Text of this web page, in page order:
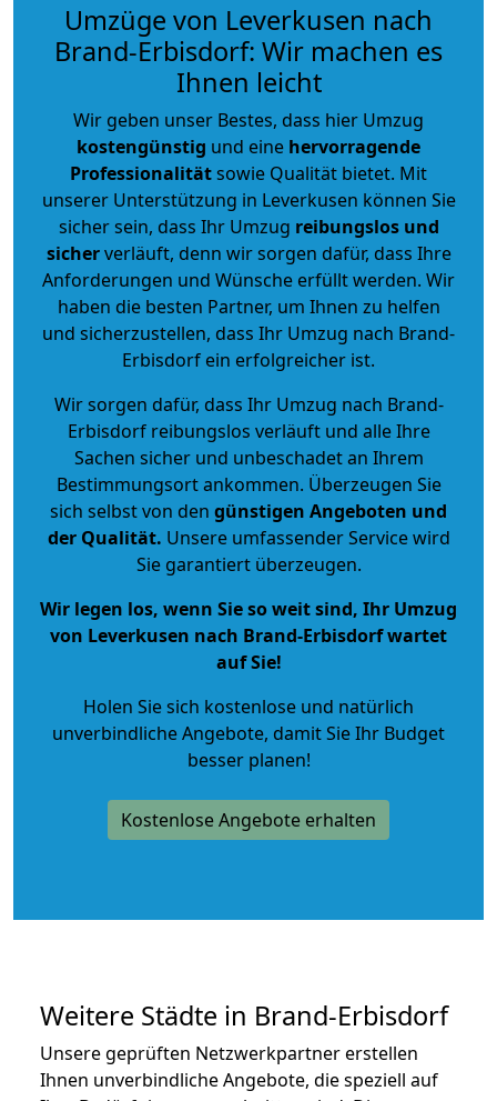
Umzüge von Leverkusen nach
Brand-Erbisdorf: Wir machen es
Ihnen leicht
Wir geben unser Bestes, dass hier Umzug
kostengünstig und eine hervorragende
Professionalitätsowie Qualität bietet. Mit
unserer Unterstützung in Leverkusen können Sie
sicher sein, dass Ihr Umzug reibungslos und
sicherverläuft, denn wir sorgen dafür, dass Ihre
Anforderungen und Wünsche erfüllt werden. Wir
haben die besten Partner, um Ihnen zu helfen
und sicherzustellen, dass Ihr Umzug nach Brand-
Erbisdorf ein erfolgreicher ist.
Wir sorgen dafür, dass Ihr Umzug nach Brand-
Erbisdorf reibungslos verläuft und alle Ihre
Sachen sicher und unbeschadet an Ihrem
Bestimmungsort ankommen. Überzeugen Sie
sich selbst von den günstigen Angeboten und
der Qualität. Unsere umfassender Service wird
Sie garantiert überzeugen.
Wir legen los, wenn Sie so weit sind, Ihr Umzug
von Leverkusen nach Brand-Erbisdorf wartet
auf Sie!
Holen Sie sich kostenlose und natürlich
unverbindliche Angebote, damit Sie Ihr Budget
besser planen!
Kostenlose Angebote erhalten
Weitere Städte in Brand-Erbisdorf
Unsere geprüften Netzwerkpartner erstellen
Ihnen unverbindliche Angebote, die speziell auf